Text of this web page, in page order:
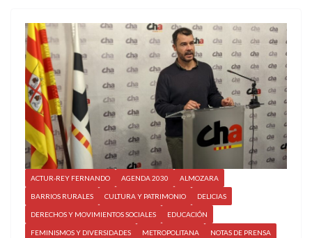
ACTUR-REY FERNANDO AGENDA 2030 ALMOZARA
BARRIOS RURALES CULTURA Y PATRIMONIO DELICIAS
DERECHOS Y MOVIMIENTOS SOCIALES EDUCACIÓN
FEMINISMOS Y DIVERSIDADES METROPOLITANA NOTAS DE PRENSA